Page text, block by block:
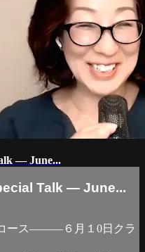
— June...
Talk — June...
ース―――６月１0日クラ